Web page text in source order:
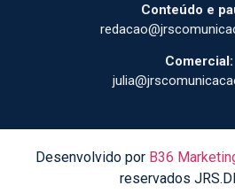
Conteúdo e
Comercial:
Desenvolvido por B36
reservados